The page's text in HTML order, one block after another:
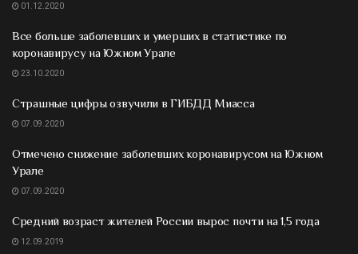
01.12.2020
Все больше заболевших и умерших в статистике по
коронавирусу на Южном Урале
23.10.2020
Страшные цифры озвучили в ГИБДД Миасса
07.09.2020
Отмечено снижение заболевших коронавирусом на Южном
Урале
07.09.2020
Средний возраст жителей России вырос почти на 1,5 года
12.09.2019